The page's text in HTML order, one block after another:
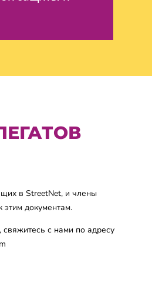
в StreetNet, и члены
документам.
с нами по адресу